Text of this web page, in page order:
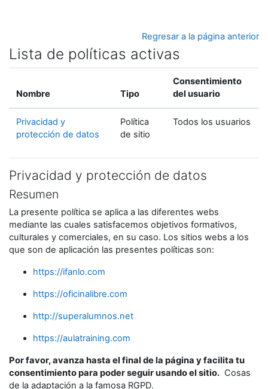
Regresar a la página anterior
Lista de políticas activas
Nombre Tipo
Consentimiento
del usuario
Privacidad y
protección de datos
Política
de sitio
Todos los usuarios
Privacidad y protección de datos
Resumen
La presente política se aplica a las diferentes webs
mediante las cuales satisfacemos objetivos formativos,
culturales y comerciales, en su caso. Los sitios webs a los
que son de aplicación las presentes políticas son:
https://ifanlo.com
https://oficinalibre.com
http://superalumnos.net
https://aulatraining.com
Por favor, avanza hasta el final de la página y facilita tu
consentimiento para poder seguir usando el sitio. Cosas
de la adaptación a la famosa RGPD.